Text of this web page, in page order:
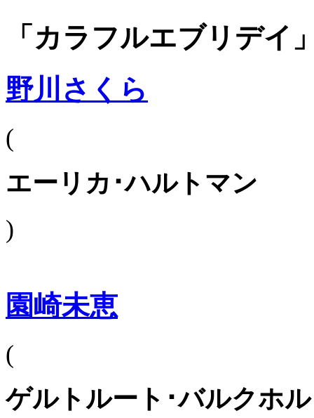
「カラフルエブリデイ
野川さくら
(
エーリカ･ハルトマン
)
園崎未恵
(
ゲルトルート･バルクホ